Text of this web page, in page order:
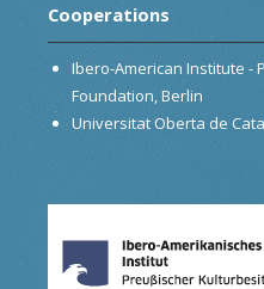
Cooperations
Ibero-American Institute -
Foundation, Berlin
Universitat Oberta de